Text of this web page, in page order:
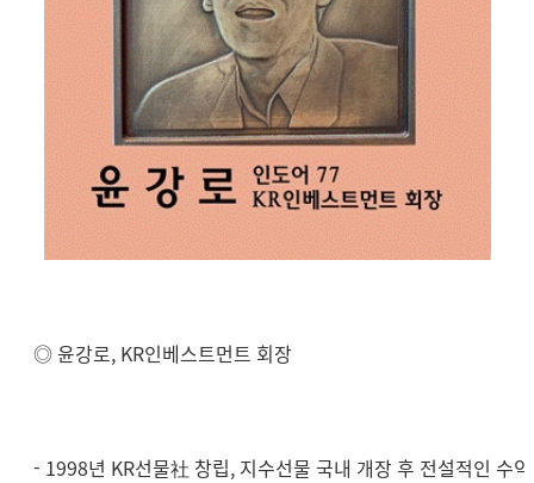
◎ 윤강로, KR인베스트먼트 회장
- 1998년 KR선물社 창립, 지수선물 국내 개장 후 전설적인 수익